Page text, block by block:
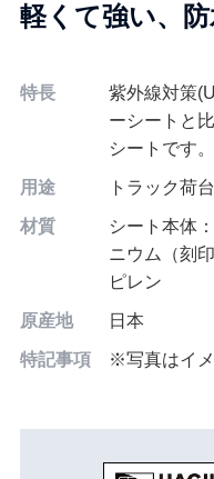
軽くて強い、
特長
紫外線対策
ーシートと
シートです。
用途 トラック荷
材質
シート本体
ニウム（刻
ピレン
原産地 日本
特記事項 ※写真はイメ